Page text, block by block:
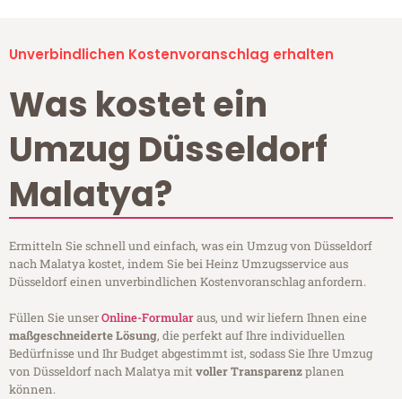
Unverbindlichen Kostenvoranschlag erhalten
Was kostet ein
Umzug Düsseldorf
Malatya?
Ermitteln Sie schnell und einfach, was ein Umzug von Düsseldorf
nach Malatya kostet, indem Sie bei Heinz Umzugsservice aus
Düsseldorf einen unverbindlichen Kostenvoranschlag anfordern.
Füllen Sie unserOnline-Formularaus, und wir liefern Ihnen eine
maßgeschneiderte Lösung, die perfekt auf Ihre individuellen
Bedürfnisse und Ihr Budget abgestimmt ist, sodass Sie Ihre Umzug
von Düsseldorf nach Malatya mitvoller Transparenzplanen
können.